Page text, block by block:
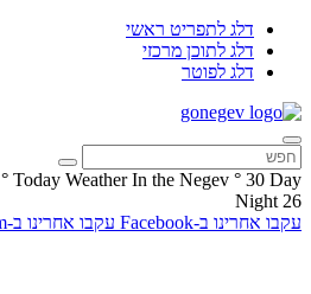
דלג לתפריט ראשי
דלג לתוכן מרכזי
דלג לפוטר
Today Weather In the Negev ° 30 Day
°
26
Night
עקבו אחרינו ב-Facebook
עקבו אחרינו ב-Instagram